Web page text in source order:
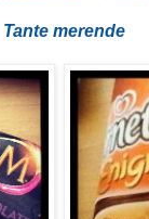
Tante merende